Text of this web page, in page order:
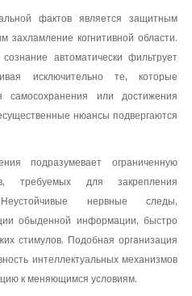
фактов является защитным
когнитивной области.
автоматически фильтрует
исключительно те, которые
или достижения
нюансы подвергаются
подразумевает ограниченную
требуемых для закрепления
нервные следы,
обыденной информации, быстро
стимулов. Подобная организация
интеллектуальных механизмов
к меняющимся условиям.